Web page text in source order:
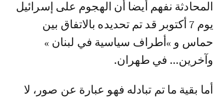
المحادثة نفهم أيضا أن الهجوم على إسرائيل
يوم 7 أكتوبر قد تم تحديده بالاتفاق بين
حماس و »أطراف سياسية في لبنان »
وآخرين... في طهران.
أما بقية ما تم تبادله فهو عبارة عن صور، لا